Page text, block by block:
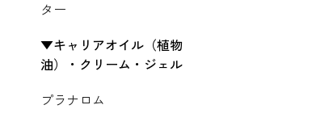
ター
キャリアオイル（植物
油）・クリーム・ジェル
プラナロム